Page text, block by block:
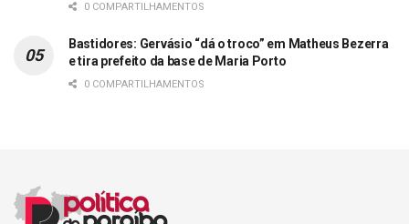
0 COMPARTILHAMENTOS
Bastidores: Gervásio “dá o troco” em Matheus Bezerra
e tira prefeito da base de Maria Porto
0 COMPARTILHAMENTOS